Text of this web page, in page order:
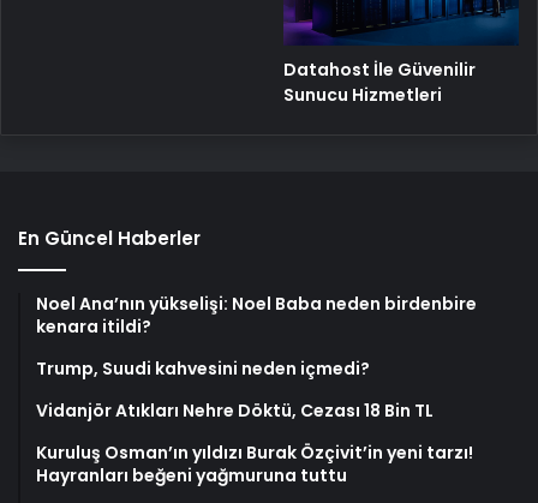
Datahost İle Güvenilir
Sunucu Hizmetleri
En Güncel Haberler
Noel Ana’nın yükselişi: Noel Baba neden birdenbire
kenara itildi?
Trump, Suudi kahvesini neden içmedi?
Vidanjör Atıkları Nehre Döktü, Cezası 18 Bin TL
Kuruluş Osman’ın yıldızı Burak Özçivit’in yeni tarzı!
Hayranları beğeni yağmuruna tuttu